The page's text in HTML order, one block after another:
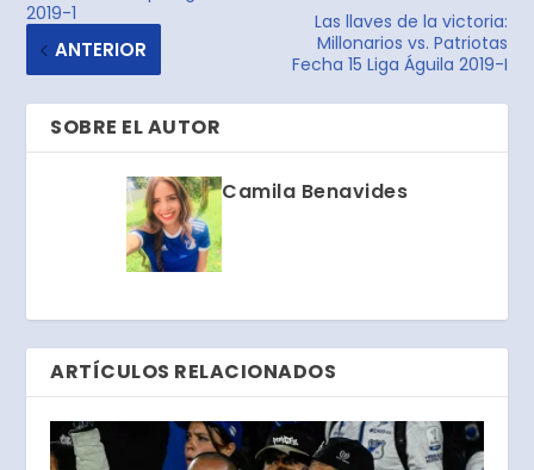
2019-1
ANTERIOR
Las llaves de la victoria:
Millonarios vs. Patriotas
Fecha 15 Liga Águila 2019-I
SOBRE EL AUTOR
Camila Benavides
ARTÍCULOS RELACIONADOS